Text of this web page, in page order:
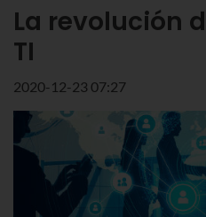
La revolución
TI
2020-12-23 07:27